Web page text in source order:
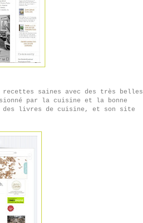
saines avec des très belles
par la cuisine et la bonne
des livres de cuisine, et son site